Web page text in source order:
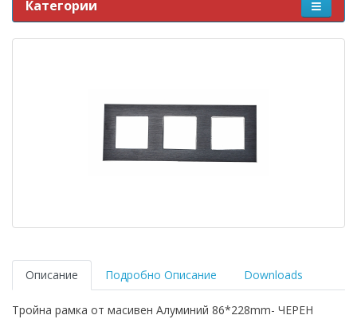
Категории
Описание Подробно Описание Downloads
Тройна рамка от масивен Алуминий 86*228mm- ЧЕРЕН